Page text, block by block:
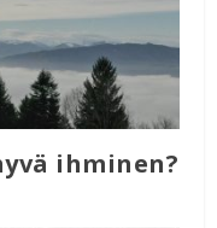
ihminen?